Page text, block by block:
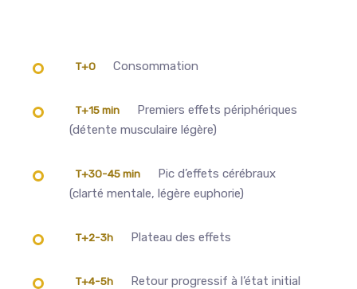
T+0 Consommation
T+15 min
Premiers effets périphériques
(détente musculaire légère)
T+30-45 min
Pic d’effets cérébraux
(clarté mentale, légère euphorie)
T+2-3h Plateau des effets
T+4-5h Retour progressif à l’état initial